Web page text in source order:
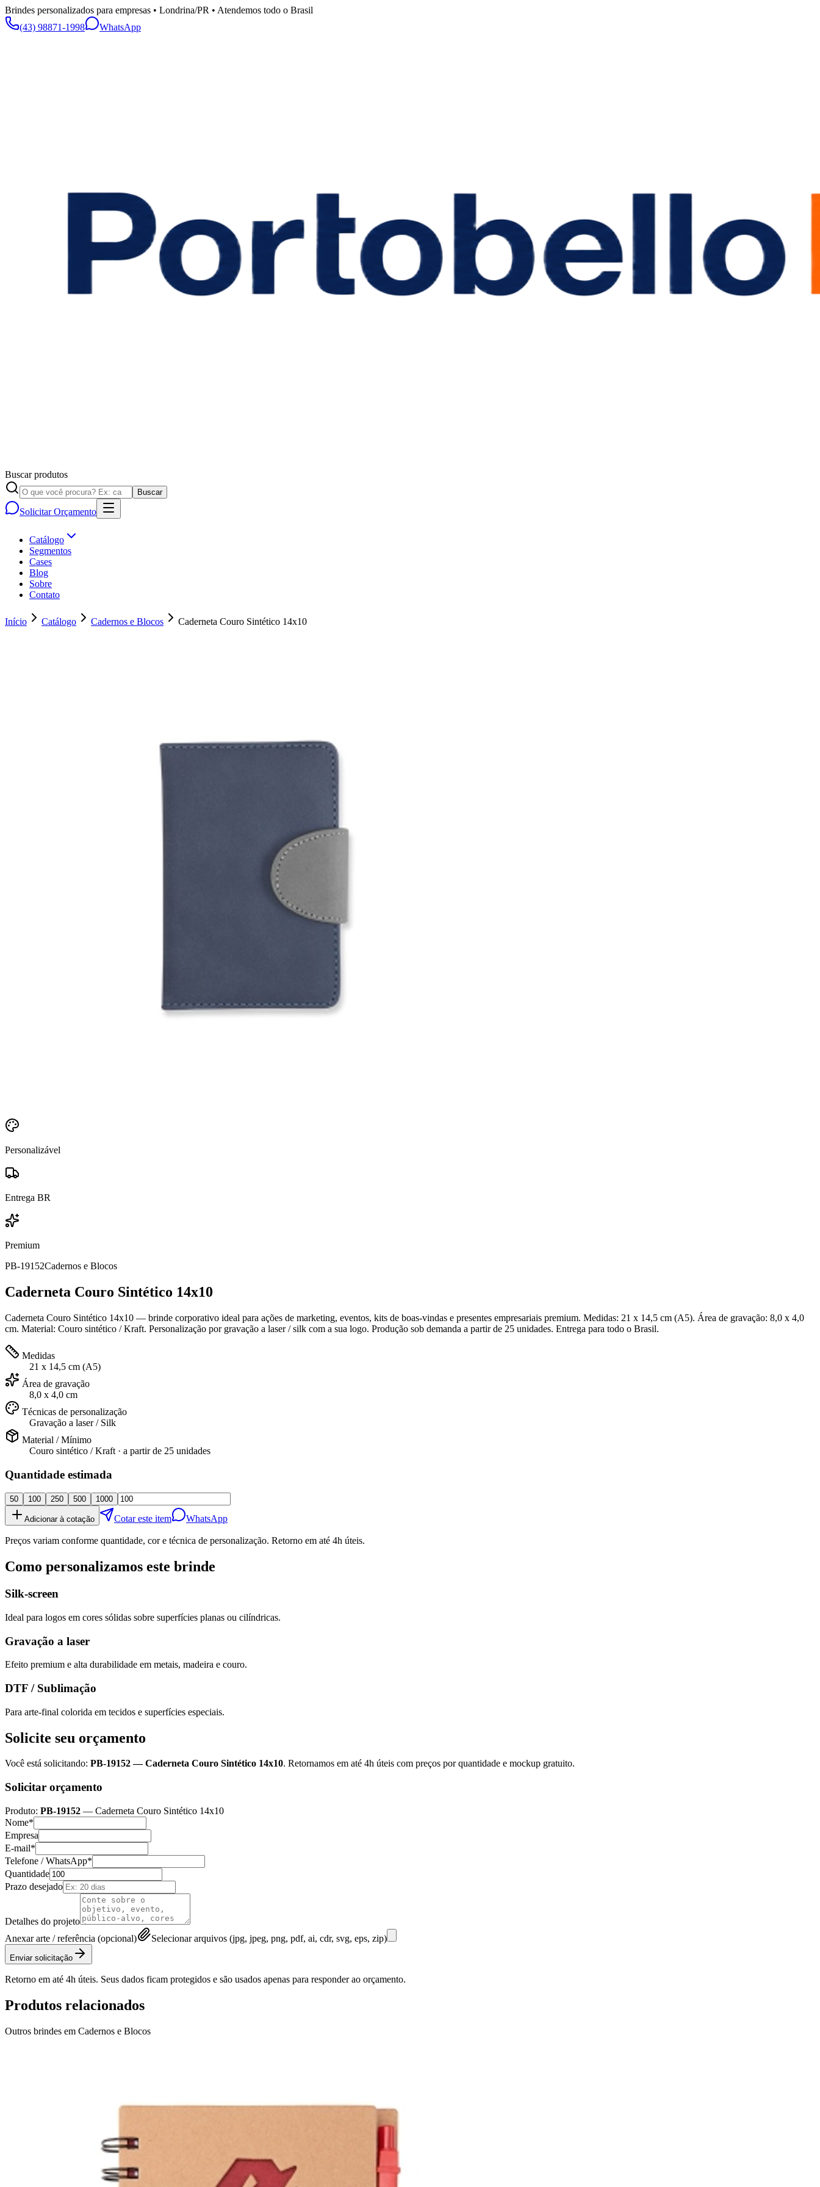
Brindes personalizados para empresas • Londrina/PR • Atendemos todo o Brasil
(43) 98871-1998
WhatsApp
Buscar produtos
Buscar
Solicitar Orçamento
Catálogo
Segmentos
Cases
Blog
Sobre
Contato
Início Catálogo Cadernos e Blocos Caderneta Couro Sintético 14x10
Personalizável
Entrega BR
Premium
PB-19152Cadernos e Blocos
Caderneta Couro Sintético 14x10
Caderneta Couro Sintético 14x10 — brinde corporativo ideal para ações de marketing, eventos, kits de boas-vindas e presentes empresariais premium. Medidas: 21 x 14,5 cm (A5). Área de gravação: 8,0 x 4,0
cm. Material: Couro sintético / Kraft. Personalização por gravação a laser / silk com a sua logo. Produção sob demanda a partir de 25 unidades. Entrega para todo o Brasil.
Medidas
21 x 14,5 cm (A5)
Área de gravação
8,0 x 4,0 cm
Técnicas de personalização
Gravação a laser / Silk
Material / Mínimo
Couro sintético / Kraft · a partir de 25 unidades
Quantidade estimada
50 100 250 500 1000
Adicionar à cotação Cotar este item WhatsApp
Preços variam conforme quantidade, cor e técnica de personalização. Retorno em até 4h úteis.
Como personalizamos este brinde
Silk-screen
Ideal para logos em cores sólidas sobre superfícies planas ou cilíndricas.
Gravação a laser
Efeito premium e alta durabilidade em metais, madeira e couro.
DTF / Sublimação
Para arte-final colorida em tecidos e superfícies especiais.
Solicite seu orçamento
Você está solicitando: PB-19152—Caderneta Couro Sintético 14x10. Retornamos em até 4h úteis com preços por quantidade e mockup gratuito.
Solicitar orçamento
Produto: PB-19152 — Caderneta Couro Sintético 14x10
Nome*
Empresa
E-mail*
Telefone / WhatsApp*
Quantidade
Prazo desejado
Detalhes do projeto
Anexar arte / referência (opcional)
Selecionar arquivos (jpg, jpeg, png, pdf, ai, cdr, svg, eps, zip)
Enviar solicitação
Retorno em até 4h úteis. Seus dados ficam protegidos e são usados apenas para responder ao orçamento.
Produtos relacionados
Outros brindes em Cadernos e Blocos